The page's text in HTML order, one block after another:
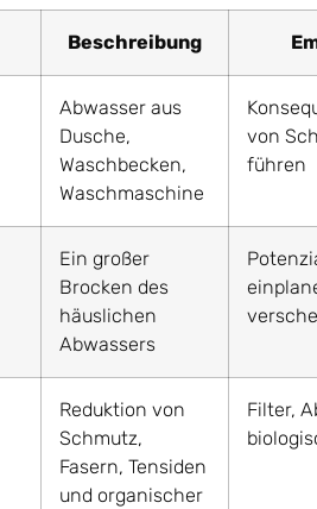
Beschreibung
Abwasser aus
Dusche,
Waschbecken,
Waschmaschine
von
führen
Ein großer
Brocken des
häuslichen
Abwassers
Reduktion von
Schmutz,
Fasern, Tensiden
und organischer
Filter,